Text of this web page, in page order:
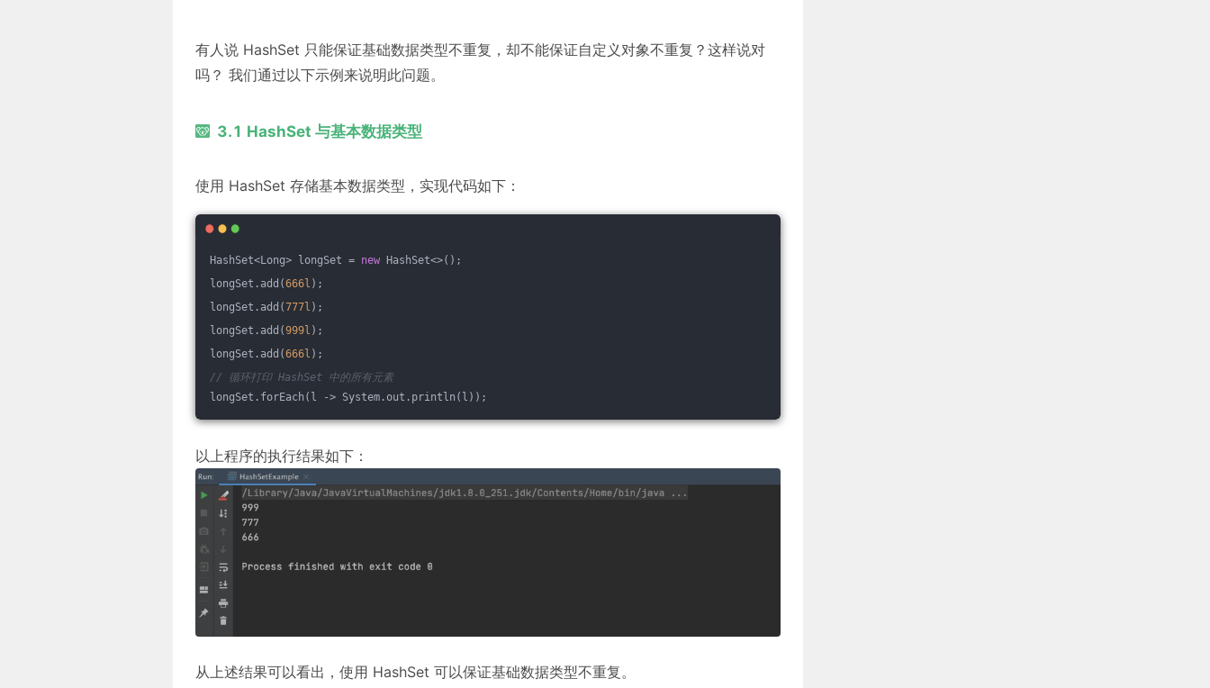
有人说 HashSet 只能保证基础数据类型不重复，却不能保证自定义对象不重复？这样说对
吗？ 我们通过以下示例来说明此问题。
3.1 HashSet 与基本数据类型
使用 HashSet 存储基本数据类型，实现代码如下：
HashSet<Long> longSet = new HashSet<>();
longSet.add(666l );
longSet.add(777l );
longSet.add(999l );
longSet.add(666l );
// 循环打印 HashSet 中的所有元素
longSet.forEach(l -> System.out.println(l));
以上程序的执行结果如下：
从上述结果可以看出，使用 HashSet 可以保证基础数据类型不重复。